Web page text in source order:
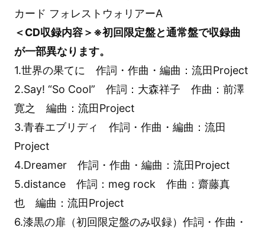
カード フォレストウォリアーA
＜CD収録内容＞※初回限定盤と通常盤で収録曲
が一部異なります。
1.世界の果てに 作詞・作曲・編曲：流田Project
2.Say! “So Cool” 作詞：大森祥子 作曲：前澤
寛之 編曲：流田Project
3.青春エブリディ 作詞・作曲・編曲：流田
Project
4.Dreamer 作詞・作曲・編曲：流田Project
5.distance 作詞：meg rock 作曲：齋藤真
也 編曲：流田Project
6.漆黒の扉（初回限定盤のみ収録）作詞・作曲・